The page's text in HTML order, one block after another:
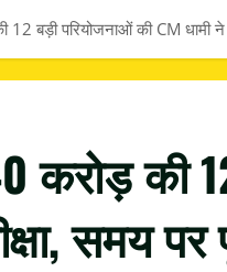
बड़ी परियोजनाओं की CM धामी
करोड़ की
समय